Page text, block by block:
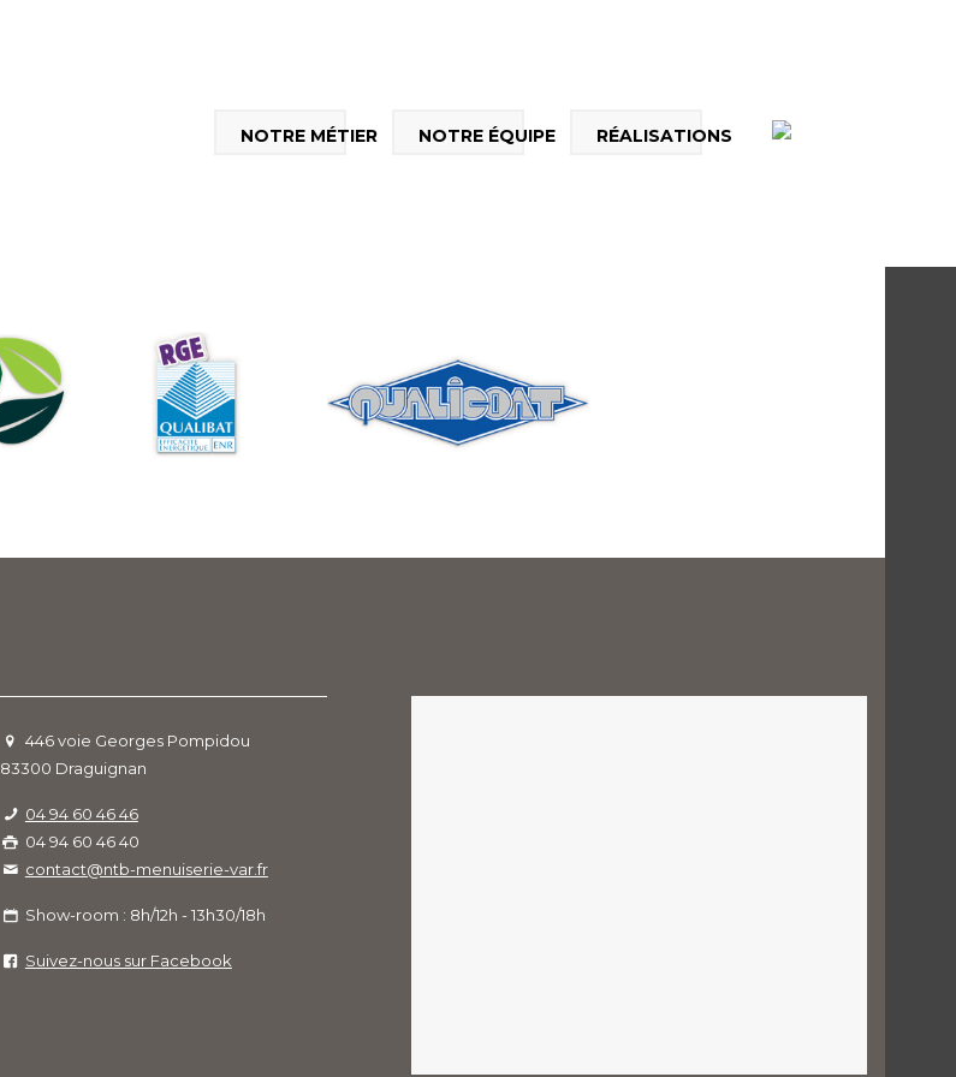
NOTRE MÉTIER NOTRE ÉQUIPE RÉALISATIONS
446 voie Georges Pompidou
83300 Draguignan
04 94 60 46 46
04 94 60 46 40
contact@ntb-menuiserie-var.fr
Show-room : 8h/12h - 13h30/18h
Suivez-nous sur Facebook